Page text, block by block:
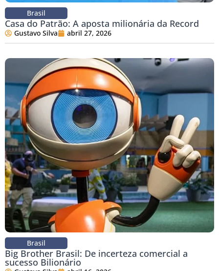
Brasil
Casa do Patrão: A aposta milionária da Record
Gustavo Silva abril 27, 2026
Brasil
Big Brother Brasil: De incerteza comercial a
sucesso Bilionário